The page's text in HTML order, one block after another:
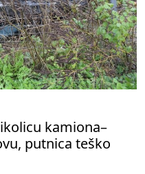
kamiona–
putnica teško